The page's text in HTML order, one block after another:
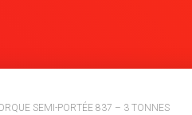
SEMI-PORTÉE 837 – 3 TONNES